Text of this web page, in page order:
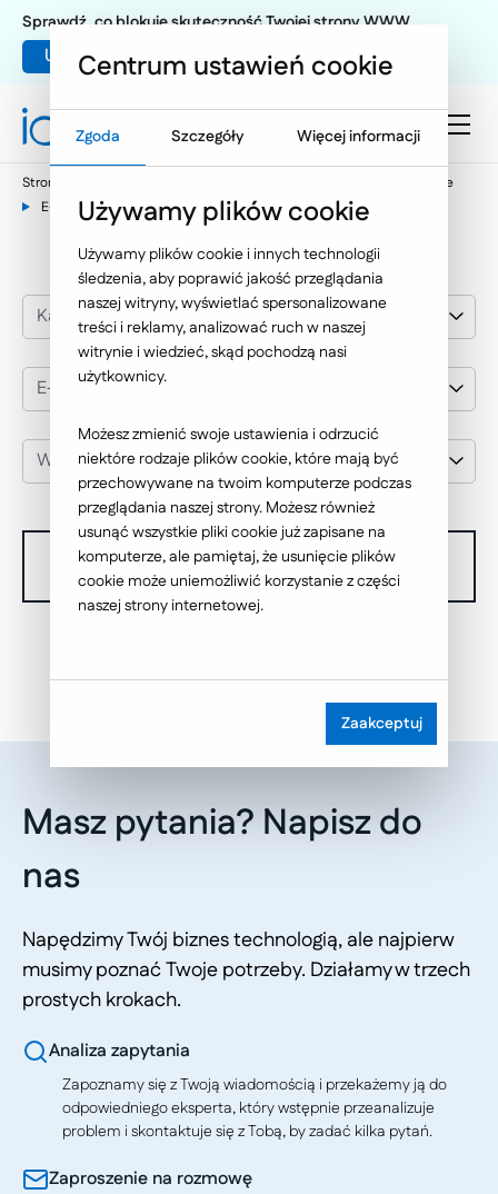
Umów warsztat UX
Sprawdź, co blokuje skuteczność Twojej strony WWW
Strona główna
Portale informacyjne
E-biznes
Kategoria realizacji
E-biznes
Wybierz klienta
W chwili obecnej nie dysponujemy żadnymi realizacjami.
Masz pytania? Napisz do
nas
Napędzimy Twój biznes technologią, ale najpierw
musimy poznać Twoje potrzeby. Działamy w trzech
prostych krokach.
Analiza zapytania
Zapoznamy się z Twoją wiadomością i przekażemy ją do
odpowiedniego eksperta, który wstępnie przeanalizuje
problem i skontaktuje się z Tobą, by zadać kilka pytań.
Zaproszenie na rozmowę
Centrum ustawień cookie
Zgoda Szczegóły Więcej informacji
Używamy plików cookie
Używamy plików cookie i innych technologii
śledzenia, aby poprawić jakość przeglądania
naszej witryny, wyświetlać spersonalizowane
treści i reklamy, analizować ruch w naszej
witrynie i wiedzieć, skąd pochodzą nasi
użytkownicy.
Możesz zmienić swoje ustawienia i odrzucić
niektóre rodzaje plików cookie, które mają być
przechowywane na twoim komputerze podczas
przeglądania naszej strony. Możesz również
usunąć wszystkie pliki cookie już zapisane na
komputerze, ale pamiętaj, że usunięcie plików
cookie może uniemożliwić korzystanie z części
naszej strony internetowej.
Zaakceptuj